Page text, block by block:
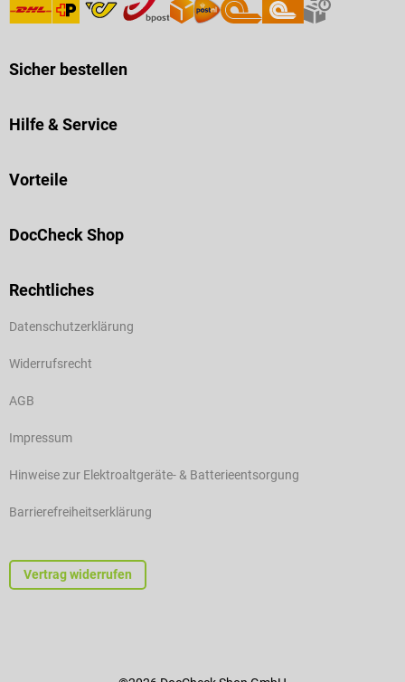
Sicher bestellen
Hilfe & Service
Vorteile
DocCheck Shop
Rechtliches
Datenschutzerklärung
Widerrufsrecht
AGB
Impressum
Hinweise zur Elektroaltgeräte- & Batterieentsorgung
Barrierefreiheitserklärung
Vertrag widerrufen